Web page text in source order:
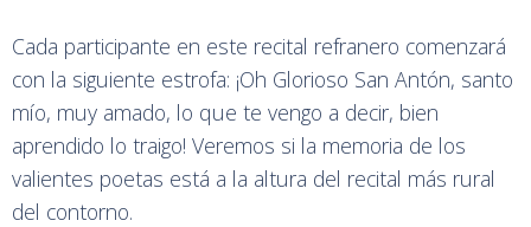
Cada participante en este recital refranero comenzará
con la siguiente estrofa: ¡Oh Glorioso San Antón, santo
mío, muy amado, lo que te vengo a decir, bien
aprendido lo traigo! Veremos si la memoria de los
valientes poetas está a la altura del recital más rural
del contorno.